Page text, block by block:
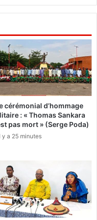
cérémonial d’hommage
: « Thomas Sankara
pas mort » (Serge Poda)
y a 25 minutes